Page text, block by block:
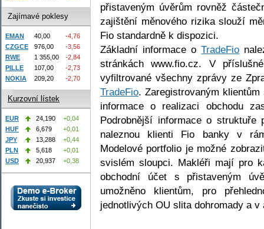
přistaveným úvěrům rovněž
zajištění měnového rizika slouží
Fio standardně k dispozici.
Základní informace oTradeFio
stránkách www.fio.cz. V
vyfiltrované všechny zprávy ze
TradeFio. Zaregistrovaným
informace o realizaci obchodu
Podrobnější informace o
naleznou klienti Fio banky v
Modelové portfolio je možné
svislém sloupci. Makléři mají pro
obchodní účet s přistaveným
umožněno klientům, pro
jednotlivých OU slita dohromady a
Zajímavé poklesy
EMAN 40,00
-4,76
CZGCE
976,00
-3,56
RWE
1 355,00
-2,84
PILLE
107,00
-2,73
NOKIA
209,20 -2,70
Kurzovní lístek
EUR 24,190
+0,04
HUF
6,679
+0,01
JPY
13,288
+0,44
PLN
5,618
+0,01
USD
20,937 +0,38